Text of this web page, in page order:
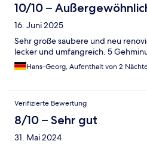
10/10 –
16. Juni 2025
Sehr große saubere und neu
lecker und umfangreich. 5
Hans-Georg, Aufenthalt von 2
Verifizierte Bewertung
8/10 – Sehr gut
31. Mai 2024